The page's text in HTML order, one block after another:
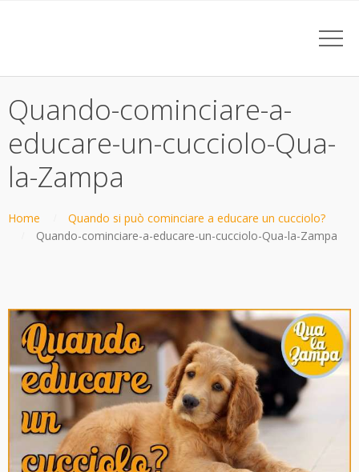
Quando-cominciare-a-
educare-un-cucciolo-Qua-
la-Zampa
Home
Quando si può cominciare a educare un cucciolo?
Quando-cominciare-a-educare-un-cucciolo-Qua-la-Zampa